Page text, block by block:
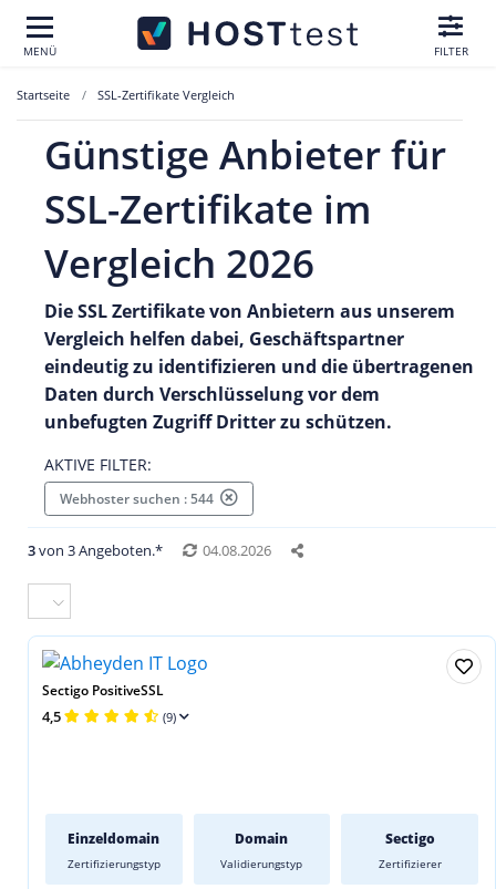
MENÜ FILTER
Startseite SSL-Zertifikate Vergleich
Günstige Anbieter für
SSL-Zertifikate im
Vergleich 2026
Die SSL Zertifikate von Anbietern aus unserem
Vergleich helfen dabei, Geschäftspartner
eindeutig zu identifizieren und die übertragenen
Daten durch Verschlüsselung vor dem
unbefugten Zugriff Dritter zu schützen.
AKTIVE FILTER:
Webhoster suchen : 544
3von 3 Angeboten.* 04.08.2026
Sectigo PositiveSSL
4,5 (9)
Einzeldomain
Zertifizierungstyp
Domain
Validierungstyp
Sectigo
Zertifizierer